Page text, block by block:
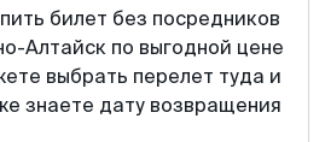
билет без посредников
Алтайск по выгодной цене
выбрать перелет туда и
знаете дату возвращения